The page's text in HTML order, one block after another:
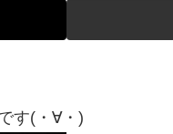
す(・∀・)